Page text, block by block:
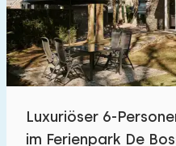
Luxuriöser 6-
im Ferienpark De